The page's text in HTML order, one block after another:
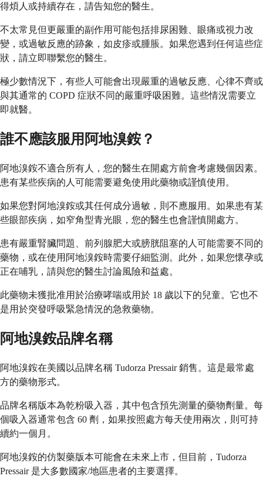
得煩人或持續存在，請告知您的醫生。
不太常見但更嚴重的副作用可能包括排尿困難、眼痛或視力改
變，或過敏反應的跡象，如皮疹或腫脹。如果您遇到任何這些症
狀，請立即聯繫您的醫生。
極少數情況下，有些人可能會出現嚴重的過敏反應、心律不齊或
與其通常的 COPD 症狀不同的嚴重呼吸困難。這些情況需要立
即就醫。
誰不應該服用阿地溴銨？
阿地溴銨不適合所有人，您的醫生在開處方前會考慮幾個因素。
患有某些疾病的人可能需要避免使用此藥物或謹慎使用。
如果您對阿地溴銨或其任何成分過敏，則不應服用。如果患有某
些眼部疾病，如窄角型青光眼，您的醫生也會謹慎開處方。
患有嚴重腎臟問題、前列腺肥大或膀胱阻塞的人可能需要不同的
藥物，或在使用阿地溴銨時需要仔細監測。此外，如果您懷孕或
正在哺乳，請與您的醫生討論風險和益處。
此藥物未獲批准用於治療哮喘或用於 18 歲以下的兒童。它也不
是用於突發呼吸緊急情況的急救藥物。
阿地溴銨品牌名稱
阿地溴銨在美國以品牌名稱 Tudorza Pressair 銷售。這是最常處
方的藥物形式。
品牌名稱版本為乾粉吸入器，其中包含預先測量的藥物劑量。每
個吸入器通常包含 60 劑，如果按照處方每天使用兩次，則可持
續約一個月。
阿地溴銨的仿製藥版本可能會在未來上市，但目前，Tudorza
Pressair 是大多數國家/地區患者的主要選擇。